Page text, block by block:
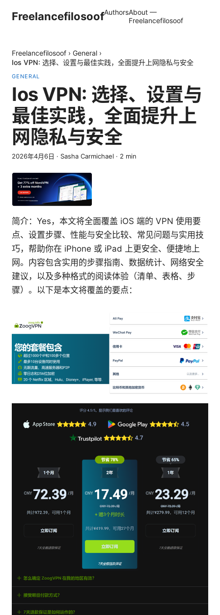
FreelancefilosoofAuthorsAbout —
Freelancefilosoof
Freelancefilosoof › General ›
Ios VPN: 选择、设置与最佳实践，全面提升上网隐私与安全
GENERAL
Ios VPN: 选择、设置与
最佳实践，全面提升上
网隐私与安全
2026年4月6日 · Sasha Carmichael · 2 min
简介：Yes，本文将全面覆盖 iOS 端的 VPN 使用要
点、设置步骤、性能与安全比较、常见问题与实用技
巧，帮助你在 iPhone 或 iPad 上更安全、便捷地上
网。内容包含实用的步骤指南、数据统计、网络安全
建议，以及多种格式的阅读体验（清单、表格、步
骤）。以下是本文将覆盖的要点：